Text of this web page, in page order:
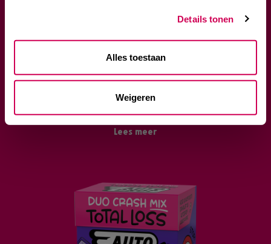
Details tonen
Alles toestaan
Weigeren
DOLLE DROP MIX
Wat een smak! In deze verkeersbende komen alle
Lees meer